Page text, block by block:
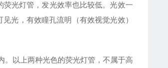
光灯管，发光效率也比较低。光效一
光，有效瞳孔流明（有效视觉光效）
以上两种光色的荧光灯管，不属于高